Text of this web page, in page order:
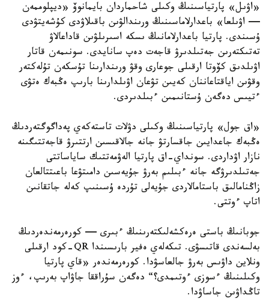
«اۋىل» پارتياسىنىڭ وكىلى شاحماردان بايمانوۆ «ديپلوممەن
— اۋىلعا» باعدارلاماسىنىڭ ورىندالۋىن باقىلاۋدى كۇشەيتۋدى
ۇسىندى. پارتيا باعدارلامانىڭ ىسكە اسىرىلۋىن قاداعالاۋ
تەتىكتەرىن جەتىلدىرۋ قاجەت دەپ سانايدى. سونىمەن قاتار
اۋىلدىق كۆوتا ارقىلى جوعارى وقۋ ورىندارىنا تۇسكەن تۇلەكتەر
وقۋىن اياقتاعاننان كەيىن تۋعان اۋىلدارىنا بارىپ ەڭبەك ەتۋى
ءتيىس دەگەن ۇستانىمىن ءبىلدىردى.
«اق جول» پارتياسىنىڭ وكىلى دۋلات تاستەكەي پەداگوگتەردىڭ
ەڭبەك جاعدايىن جاقسارتۋ جانە جالاقىسىن ارتتىرۋ قاجەتتىگىنە
نازار اۋداردى. سونداي-اق پارتيا الەۋمەتتىك ساياساتتى
جەتىلدىرۋگە جانە ءبىلىم بەرۋ جۇيەسىن دامىتۋعا باعىتتالعان
زاڭنامالىق باستامالاردى جۇيەلى تۇردە ۇسىنىپ كەلە جاتقانىن
اتاپ ءوتتى.
جوبانىڭ باستى ەرەكشەلىكتەرىنىڭ ءبىرى — كورەرمەندەردىڭ
بەلسەندى قاتىسۋى. تىكەلەي ەفير بارىسىندا QR-كود ارقىلى
ونلاين داۋىس بەرۋ جالعاسۋدا. كورەرمەندەر «قاي پارتيا
وكىلىنىڭ ءسوزى ءوتىمدى؟“ دەگەن سۇراققا جاۋاپ بەرىپ، ءوز
تاڭداۋىن جاساۋدا.